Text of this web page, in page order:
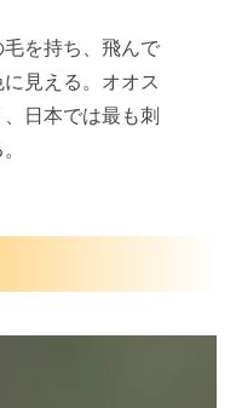
を持ち、飛んで
見える。オオス
日本では最も刺